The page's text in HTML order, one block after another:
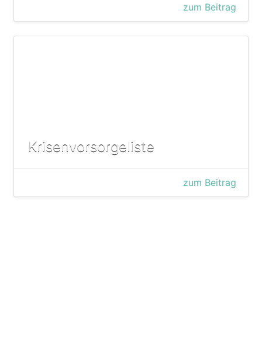
zum Beitrag
Krisenvorsorgeliste
zum Beitrag